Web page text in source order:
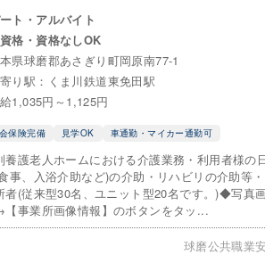
公務員
ト制 シフト相談可 スキマ時
ト・アルバイト
格・資格なしOK
県球磨郡あさぎり町岡原南77-1
り駅：くま川鉄道東免田駅
1,035円～1,125円
保険完備 見学OK 車通勤・マイカー通勤可
養護老人ホームにおける介護業務・利用者様の
事、入浴介助など)の介助・リハビリの介助等
者(従来型30名、ユニット型20名です。)◆写真
事業所画像情報】のボタンをタッ...
球磨公共職業